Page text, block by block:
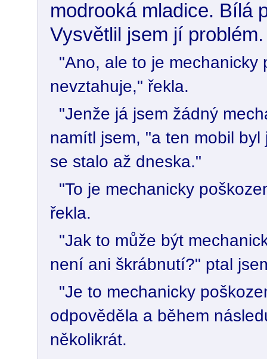
modrooká mladice. Bílá
Vysvětlil jsem jí problém.
"Ano, ale to je mechanicky
nevztahuje," řekla.
"Jenže já jsem žádný
namítl jsem, "a ten mobil
se stalo až dneska."
"To je mechanicky
řekla.
"Jak to může být
není ani škrábnutí?" ptal
"Je to mechanicky
odpověděla a během
několikrát.